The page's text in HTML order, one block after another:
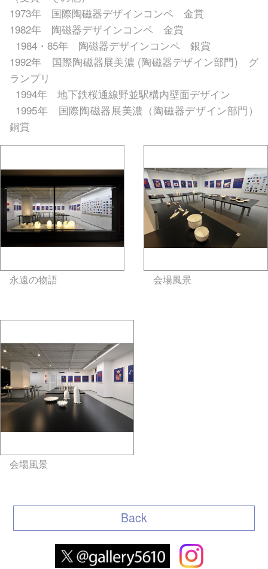
1973年 国際陶磁器デザインコンペ 金賞
1982年 陶磁器デザインコンペ 金賞
1984・85年 陶磁器デザインコンペ 銀賞
1992年 国際陶磁器展美濃 (陶磁器デザイン部門) グ
ランプリ
1994年 地下鉄桜通線野並駅構内壁面デザイン
1995年 国際陶磁器展美濃（陶磁器デザイン部門）
銅賞
永遠の物語 会場風景
会場風景
Back